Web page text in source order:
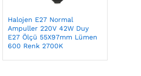
Halojen E27 Normal
Ampuller 220V 42W Duy
E27 Ölçü 55X97mm Lümen
600 Renk 2700K